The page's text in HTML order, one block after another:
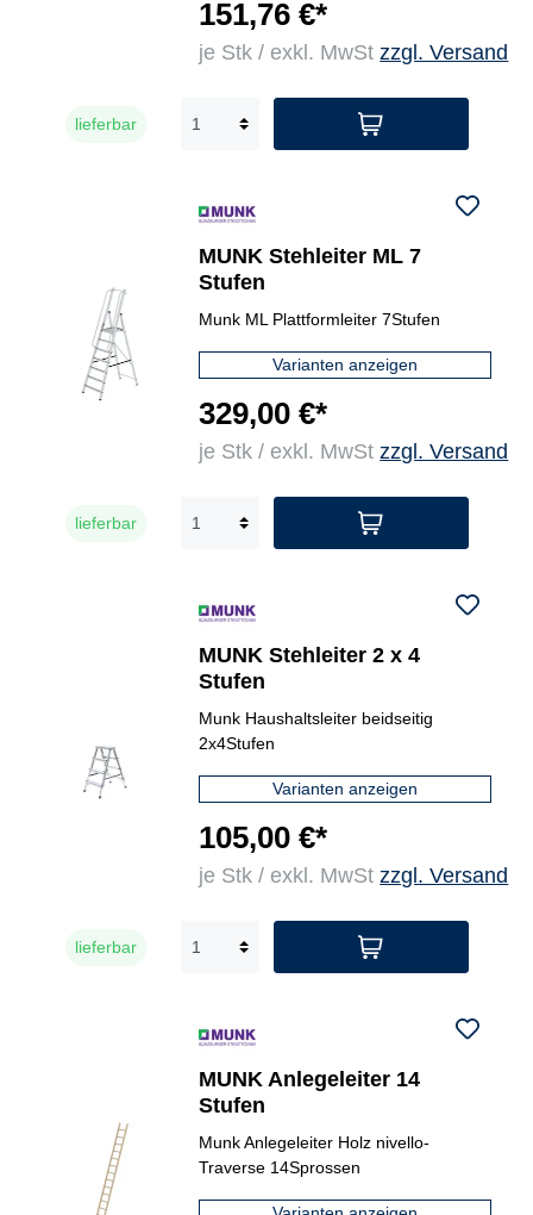
151,76 €*
je Stk / exkl. MwStzzgl. Versand
lieferbar
MUNK Stehleiter ML 7
Stufen
Munk ML Plattformleiter 7Stufen
Varianten anzeigen
329,00 €*
je Stk / exkl. MwStzzgl. Versand
lieferbar
MUNK Stehleiter 2 x 4
Stufen
Munk Haushaltsleiter beidseitig
2x4Stufen
Varianten anzeigen
105,00 €*
je Stk / exkl. MwStzzgl. Versand
lieferbar
MUNK Anlegeleiter 14
Stufen
Munk Anlegeleiter Holz nivello-
Traverse 14Sprossen